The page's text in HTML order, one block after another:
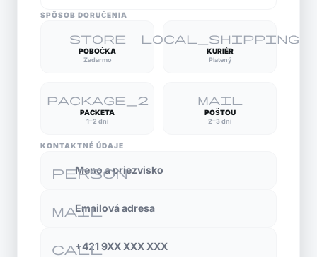
SPÔSOB DORUČENIA
store
POBOČKA
Zadarmo
local_shipping
KURIÉR
Platený
package_2
PACKETA
1–2 dni
mail
POŠTOU
2–3 dni
KONTAKTNÉ ÚDAJE
person
mail
call